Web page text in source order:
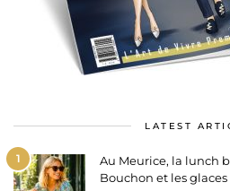
LATEST
1
Au Meurice, la lunch
Bouchon et les